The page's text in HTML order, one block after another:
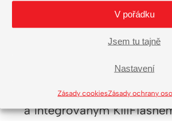
V pořádku
Jsem tu tajně
Nastavení
Zásady cookiesZásady ochrany
s dokonalou výbavou a
přepínatelným obrazcem
MOA, který si zamilujete.
průhledovými odklopnými
krytkami, nízkou a
a integrovaným